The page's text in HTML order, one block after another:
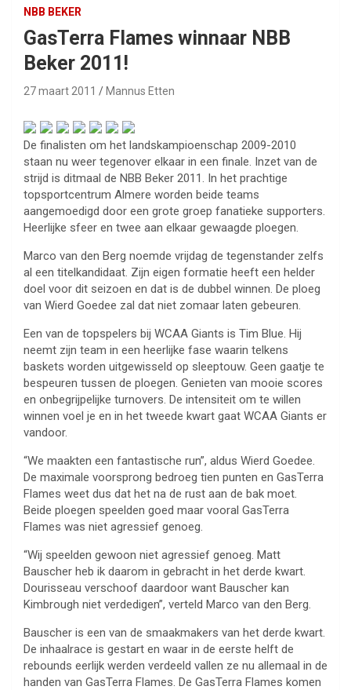
NBB BEKER
GasTerra Flames winnaar NBB
Beker 2011!
27 maart 2011 Mannus Etten
De finalisten om het landskampioenschap 2009-2010
staan nu weer tegenover elkaar in een finale. Inzet van de
strijd is ditmaal de NBB Beker 2011. In het prachtige
topsportcentrum Almere worden beide teams
aangemoedigd door een grote groep fanatieke supporters.
Heerlijke sfeer en twee aan elkaar gewaagde ploegen.
Marco van den Berg noemde vrijdag de tegenstander zelfs
al een titelkandidaat. Zijn eigen formatie heeft een helder
doel voor dit seizoen en dat is de dubbel winnen. De ploeg
van Wierd Goedee zal dat niet zomaar laten gebeuren.
Een van de topspelers bij WCAA Giants is Tim Blue. Hij
neemt zijn team in een heerlijke fase waarin telkens
baskets worden uitgewisseld op sleeptouw. Geen gaatje te
bespeuren tussen de ploegen. Genieten van mooie scores
en onbegrijpelijke turnovers. De intensiteit om te willen
winnen voel je en in het tweede kwart gaat WCAA Giants er
vandoor.
“We maakten een fantastische run”, aldus Wierd Goedee.
De maximale voorsprong bedroeg tien punten en GasTerra
Flames weet dus dat het na de rust aan de bak moet.
Beide ploegen speelden goed maar vooral GasTerra
Flames was niet agressief genoeg.
“Wij speelden gewoon niet agressief genoeg. Matt
Bauscher heb ik daarom in gebracht in het derde kwart.
Dourisseau verschoof daardoor want Bauscher kan
Kimbrough niet verdedigen”, verteld Marco van den Berg.
Bauscher is een van de smaakmakers van het derde kwart.
De inhaalrace is gestart en waar in de eerste helft de
rebounds eerlijk werden verdeeld vallen ze nu allemaal in de
handen van GasTerra Flames. De GasTerra Flames komen